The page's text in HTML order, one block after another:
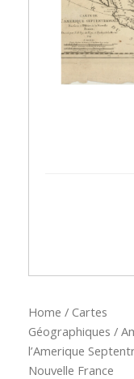
Home / Cartes
Géographiques /
l’Amerique
Nouvelle France